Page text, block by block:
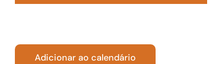
Adicionar ao calendário